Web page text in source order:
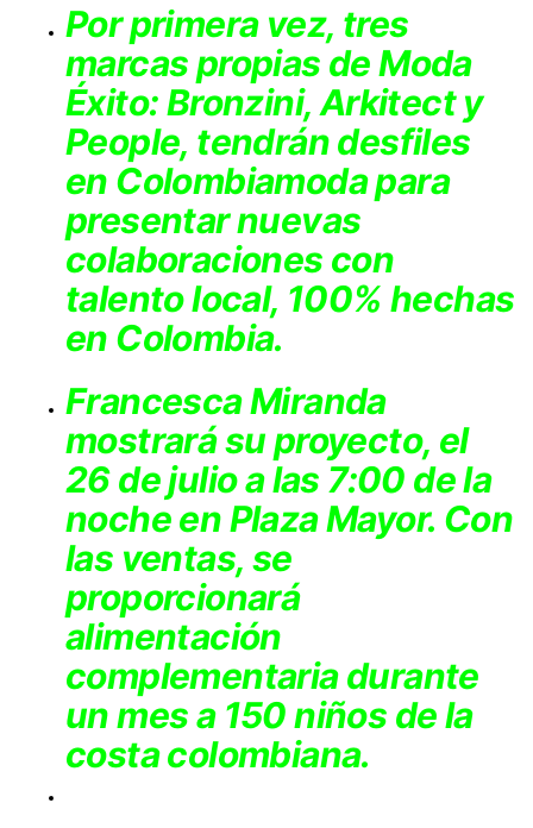
Por primera vez, tres
marcas propias de Moda
Éxito: Bronzini, Arkitect y
People, tendrán desfiles
en Colombiamoda para
presentar nuevas
colaboraciones con
talento local, 100% hechas
en Colombia.
Francesca Miranda
mostrará su proyecto, el
26 de julio a las 7:00 de la
noche en Plaza Mayor. Con
las ventas, se
proporcionará
alimentación
complementaria durante
un mes a 150 niños de la
costa colombiana.